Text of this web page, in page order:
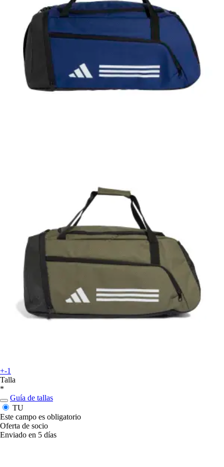
+-1
Talla
*
Guía de tallas
TU
Este campo es obligatorio
Oferta de socio
Enviado en 5 días